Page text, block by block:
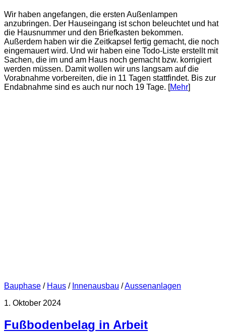
Wir haben angefangen, die ersten Außenlampen
anzubringen. Der Hauseingang ist schon beleuchtet und hat
die Hausnummer und den Briefkasten bekommen.
Außerdem haben wir die Zeitkapsel fertig gemacht, die noch
eingemauert wird. Und wir haben eine Todo-Liste erstellt mit
Sachen, die im und am Haus noch gemacht bzw. korrigiert
werden müssen. Damit wollen wir uns langsam auf die
Vorabnahme vorbereiten, die in 11 Tagen stattfindet. Bis zur
Endabnahme sind es auch nur noch 19 Tage. [Mehr]
Bauphase / Haus / Innenausbau /Aussenanlagen
1. Oktober 2024
Fußbodenbelag in Arbeit